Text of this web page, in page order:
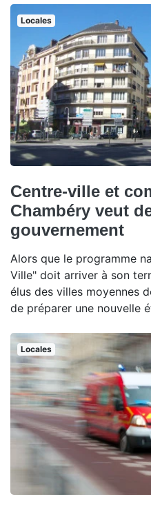
Locales
Centre-ville et
Chambéry veut
gouvernement
Alors que le programme
Ville" doit arriver à son
élus des villes moyennes
de préparer une nouvelle
Locales